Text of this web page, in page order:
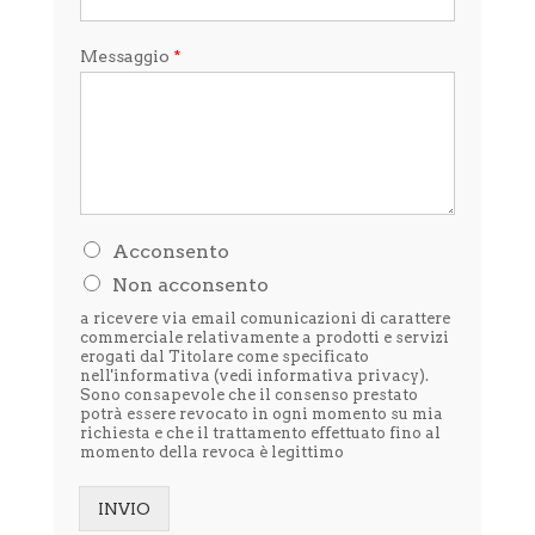
Messaggio *
H
l
e
t
t
o
l
i
n
f
r
Acconsento
Non acconsento
a ricevere via email comunicazioni di carattere
commerciale relativamente a prodotti e servizi
erogati dal Titolare come specificato
nell'informativa (vedi informativa privacy).
Sono consapevole che il consenso prestato
potrà essere revocato in ogni momento su mia
richiesta e che il trattamento effettuato fino al
momento della revoca è legittimo
INVIO